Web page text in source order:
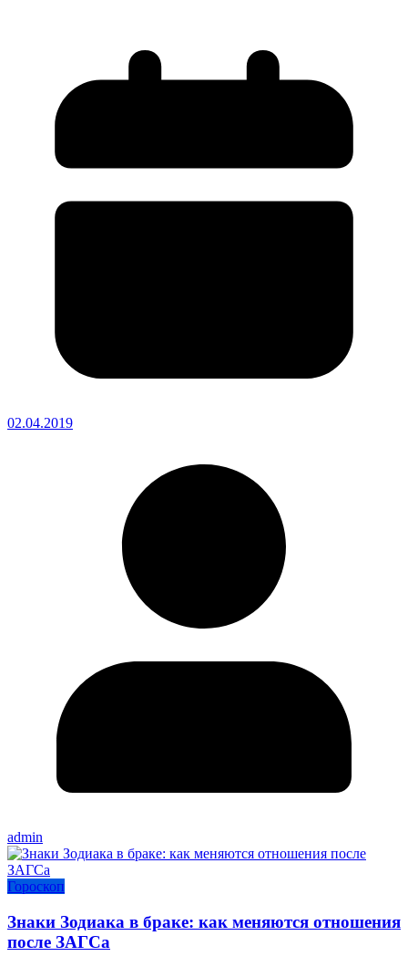
02.04.2019
admin
Гороскоп
Знаки Зодиака в браке: как меняются отношения
после ЗАГСа